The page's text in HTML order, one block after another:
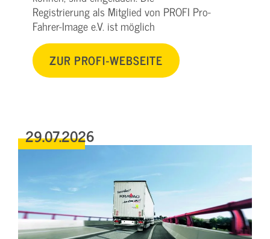
Registrierung als Mitglied von PROFI Pro-
Fahrer-Image e.V. ist möglich
ZUR PROFI-WEBSEITE
29.07.2026